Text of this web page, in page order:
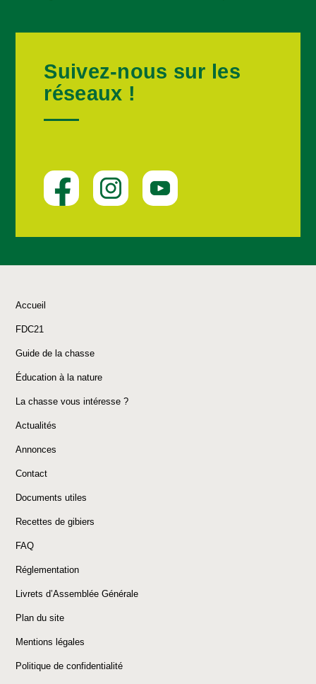
Suivez-nous sur les
réseaux !
Accueil
FDC21
Guide de la chasse
Éducation à la nature
La chasse vous intéresse ?
Actualités
Annonces
Contact
Documents utiles
Recettes de gibiers
FAQ
Réglementation
Livrets d’Assemblée Générale
Plan du site
Mentions légales
Politique de confidentialité